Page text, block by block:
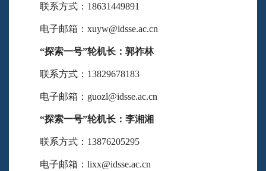
联系方式：18631449891
电子邮箱：xuyw@idsse.ac.cn
“探索一号”轮机长：郭祚林
联系方式：13829678183
电子邮箱：guozl@idsse.ac.cn
“探索一号”轮机长：李湘湘
联系方式：13876205295
电子邮箱：lixx@idsse.ac.cn